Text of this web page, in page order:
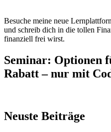
Besuche meine neue
und schreib dich in die tollen
finanziell frei wirst.
Seminar: Optionen
Rabatt – nur mit
Neuste Beiträge